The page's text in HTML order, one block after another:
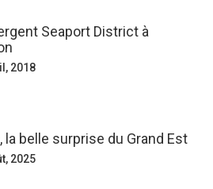
Seaport District à
2018
la belle surprise du Grand Est
2025